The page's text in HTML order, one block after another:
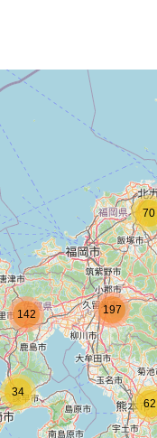
62
34
142 197
70